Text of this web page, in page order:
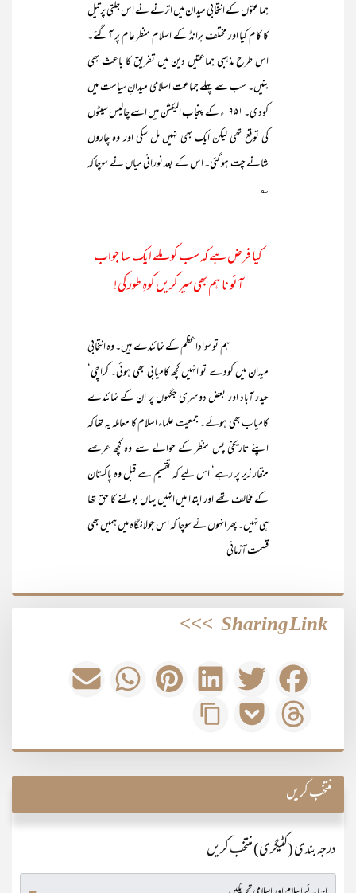
جماعتوں کے انتخابی میدان میں اترنے نے اس جلتی پرتیل
کا کام کیا اور مختلف برانڈ کے اسلام منظر عام پر آگئے۔
اس طرح مذہبی جماعتیں دین میں تفریق کا باعث بھی
بنیں۔ سب سے پہلے جماعت اسلامی میدانِ سیاست میں
کودی۔ ۱۹۵۱ء کے پنجاب الیکشن میں اسے چالیس سیٹوں
کی توقع تھی لیکن ایک بھی نہیں مل سکی اور وہ چاروں
شانے چت ہو گئی۔ اس کے بعد نورانی میاں نے سوچا کہ
؎
کیا فرض ہے کہ سب کو ملے ایک سا جواب
آئو نا ہم بھی سیر کریں کوہِ طور کی!
ہم تو سوادِاعظم کے نمائندے ہیں۔ وہ انتخابی
میدان میں کودے تو انہیں کچھ کامیابی بھی ہوئی۔ کراچی‘
حیدر آباد اور بعض دوسری جگہوں پر ان کے نمائندے
کامیاب بھی ہوئے۔ جمعیت علماء اسلام کا معاملہ یہ تھا کہ
اپنے تاریخی پس منظر کے حوالے سے وہ کچھ عرصے
منقار زیر پر رہے‘ اس لیے کہ تقسیم سے قبل وہ پاکستان
کے مخالف تھے اور ابتدا میں انہیں یہاں بولنے کا حق تھا
ہی نہیں۔ پھر انہوں نے سوچا کہ اس جولانگاہ میں ہمیں بھی
قسمت آزمائی
Sharing Link
>>>
منتخب کریں
درجہ بندی (کٹیگری) منتخب کریں